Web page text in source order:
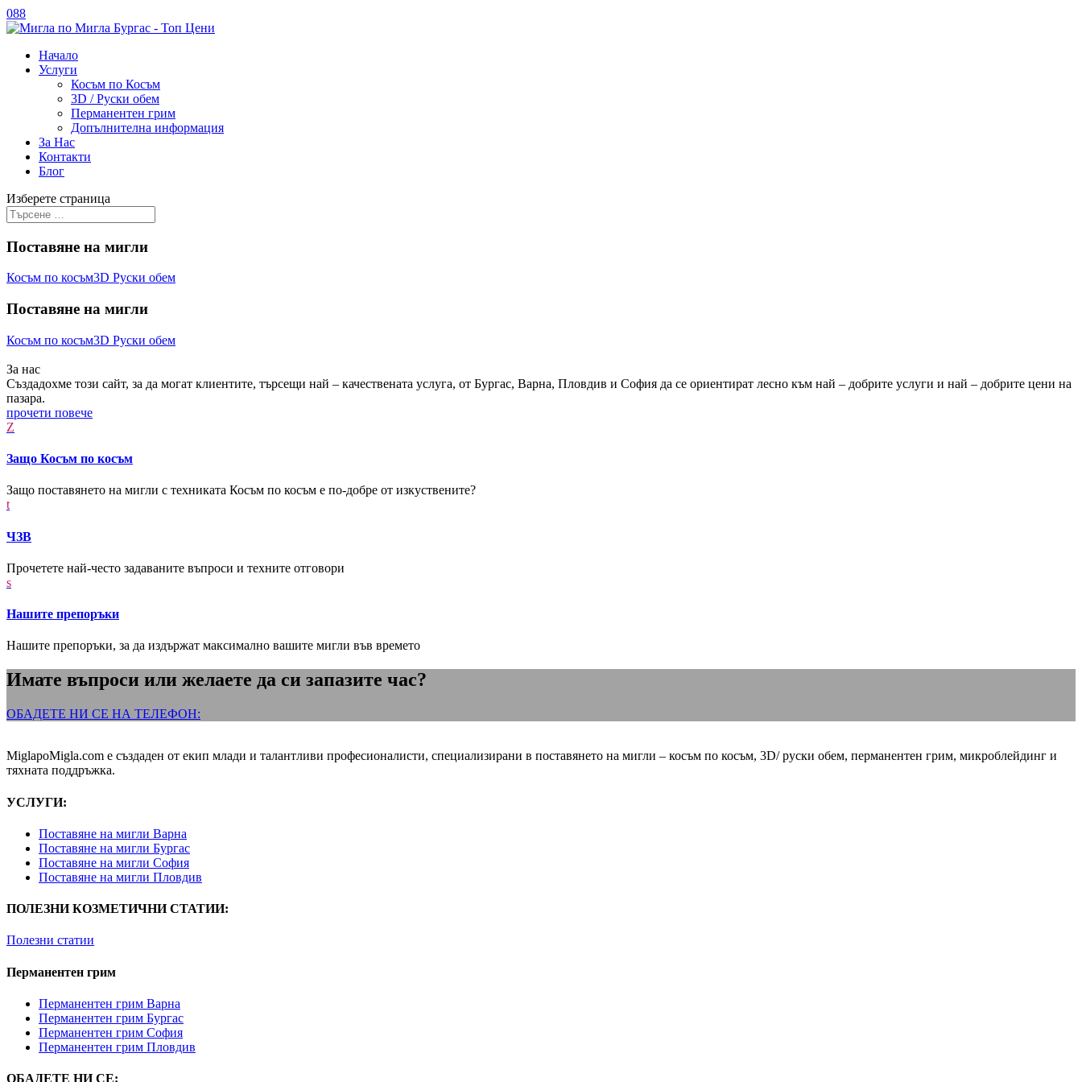
088
Начало
Услуги
Косъм по Косъм
3D / Руски обем
Перманентен грим
Допълнителна информация
За Нас
Контакти
Блог
Изберете страница
Поставяне на мигли
Косъм по косъм3D Руски обем
Поставяне на мигли
Косъм по косъм3D Руски обем
За нас
Създадохме този сайт, за да могат клиентите, търсещи най – качествената услуга, от Бургас, Варна, Пловдив и София да се ориентират лесно към най – добрите услуги и най – добрите цени на
пазара.
прочети повече
Z
Защо Косъм по косъм
Защо поставянето на мигли с техниката Косъм по косъм е по-добре от изкуствените?
t
ЧЗВ
Прочетете най-често задаваните въпроси и техните отговори
s
Нашите препоръки
Нашите препоръки, за да издържат максимално вашите мигли във времето
Имате въпроси или желаете да си запазите час?
ОБАДЕТЕ НИ СЕ НА ТЕЛЕФОН:
MiglapoMigla.com е създаден от екип млади и талантливи професионалисти, специализирани в поставянето на мигли – косъм по косъм, 3D/ руски обем, перманентен грим, микроблейдинг и
тяхната поддръжка.
УСЛУГИ:
Поставяне на мигли Варна
Поставяне на мигли Бургас
Поставяне на мигли София
Поставяне на мигли Пловдив
ПОЛЕЗНИ КОЗМЕТИЧНИ СТАТИИ:
Полезни статии
Перманентен грим
Перманентен грим Варна
Перманентен грим Бургас
Перманентен грим София
Перманентен грим Пловдив
ОБАДЕТЕ НИ СЕ: